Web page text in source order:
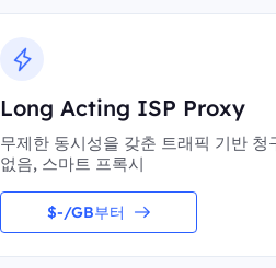
Long Acting ISP Proxy
무제한 동시성을 갖춘 트래픽 기반 청
없음, 스마트 프록시
$-/GB부터